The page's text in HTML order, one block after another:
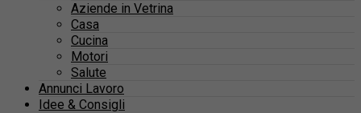
Aziende in Vetrina
Casa
Cucina
Motori
Salute
Annunci Lavoro
Idee & Consigli